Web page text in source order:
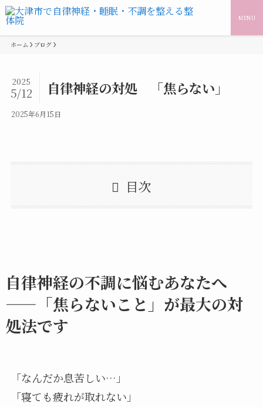
MENU
ホーム ブログ
自律神経の対処 「焦らない」
2025
5/12
2025年6月15日
目次
自律神経の不調に悩むあなたへ
——「焦らないこと」が最大の対
処法です
「なんだか息苦しい…」
「寝ても疲れが取れない」